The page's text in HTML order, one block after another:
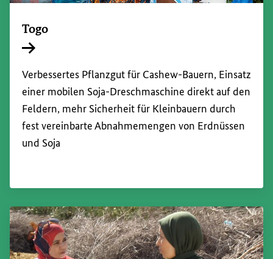
Togo
Verbessertes Pflanzgut für Cashew-Bauern, Einsatz
einer mobilen Soja-Dreschmaschine direkt auf den
Feldern, mehr Sicherheit für Kleinbauern durch
fest vereinbarte Abnahmemengen von Erdnüssen
und Soja